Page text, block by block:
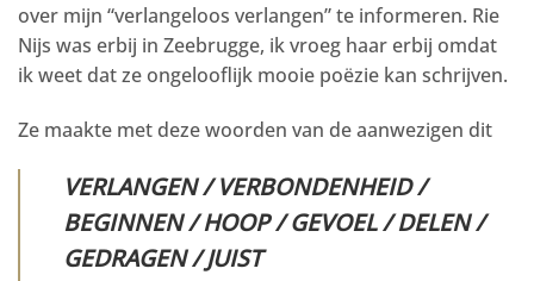
over mijn “verlangeloos verlangen” te informeren. Rie
Nijs was erbij in Zeebrugge, ik vroeg haar erbij omdat
ik weet dat ze ongelooflijk mooie poëzie kan schrijven.
Ze maakte met deze woorden van de aanwezigen dit
VERLANGEN / VERBONDENHEID /
BEGINNEN / HOOP / GEVOEL / DELEN /
GEDRAGEN / JUIST